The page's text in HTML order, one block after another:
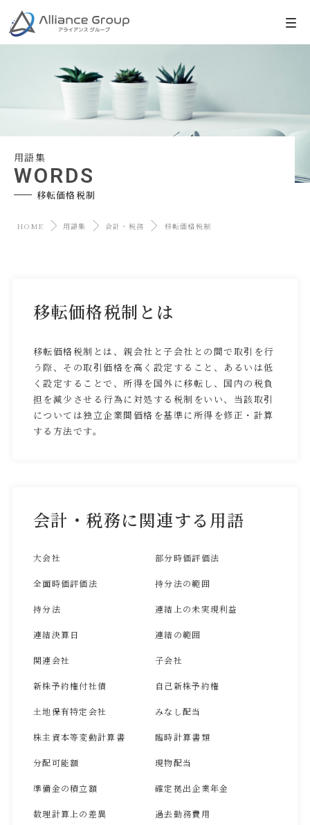
用語集
WORDS
移転価格税制
HOME 用語集 会計・税務 移転価格税制
移転価格税制とは
移転価格税制とは、親会社と子会社との間で取引を行
う際、その取引価格を高く設定すること、あるいは低
く設定することで、所得を国外に移転し、国内の税負
担を減少させる行為に対処する税制をいい、当該取引
については独立企業間価格を基準に所得を修正・計算
する方法です。
会計・税務に関連する用語
大会社 部分時価評価法
全面時価評価法 持分法の範囲
持分法 連結上の未実現利益
連結決算日 連結の範囲
関連会社 子会社
新株予約権付社債 自己新株予約権
土地保有特定会社 みなし配当
株主資本等変動計算書 臨時計算書類
分配可能額 現物配当
準備金の積立額 確定拠出企業年金
数理計算上の差異 過去勤務費用